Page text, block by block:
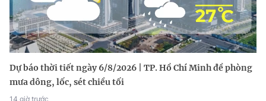
Dự báo thời tiết ngày 6/8/2026 | TP. Hồ Chí Minh đề phòng
mưa dông, lốc, sét chiều tối
14 giờ trước